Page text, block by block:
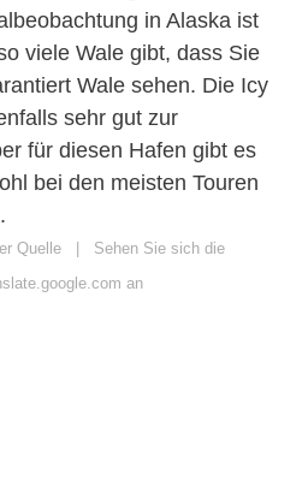
in Alaska ist
viele Wale gibt, dass Sie
Wale sehen. Die Icy
sehr gut zur
für diesen Hafen gibt es
bei den meisten Touren
Quelle | Sehen Sie sich die
an